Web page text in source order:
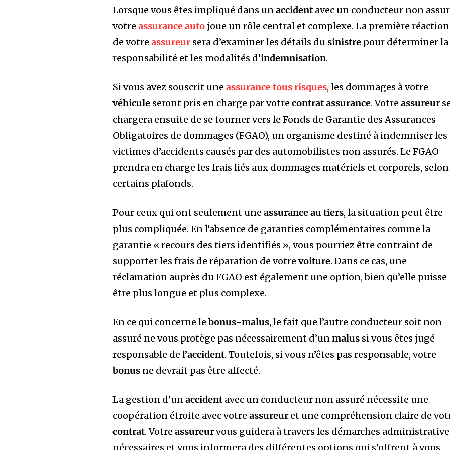
Lorsque vous êtes impliqué dans unaccident avec un conducteur non
votreassurance auto joue un rôle central et complexe. La première réaction
de votreassureursera d’examiner les détails dusinistre pour déterminer la
responsabilité et les modalités d’indemnisation.
Si vous avez souscrit uneassurance tous risques, les dommages à votre
véhicule seront pris en charge par votrecontrat assurance. Votreassureur
chargera ensuite de se tourner vers le Fonds de Garantie des Assurances
Obligatoires de dommages (FGAO), un organisme destiné à indemniser les
victimes d’accidents causés par des automobilistes non assurés. Le FGAO
prendra en charge les frais liés aux dommages matériels et corporels, selon
certains plafonds.
Pour ceux qui ont seulement uneassurance au tiers, la situation peut être
plus compliquée. En l’absence de garanties complémentaires comme la
garantie « recours des tiers identifiés », vous pourriez être contraint de
supporter les frais de réparation de votrevoiture. Dans ce cas, une
réclamation auprès du FGAO est également une option, bien qu’elle puisse
être plus longue et plus complexe.
En ce qui concerne lebonus-malus, le fait que l’autre conducteur soit non
assuré ne vous protège pas nécessairement d’unmalus si vous êtes jugé
responsable de l’accident. Toutefois, si vous n’êtes pas responsable, votre
bonus ne devrait pas être affecté.
La gestion d’unaccident avec un conducteur non assuré nécessite une
coopération étroite avec votreassureuret une compréhension claire de
contrat. Votreassureurvous guidera à travers les démarches